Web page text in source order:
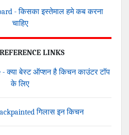
- किसका इस्तेमाल हमे कब करना
चाहिए
LINKS
क्या बेस्ट ऑप्शन है किचन काउंटर टॉप
के लिए
गिलास इन किचन